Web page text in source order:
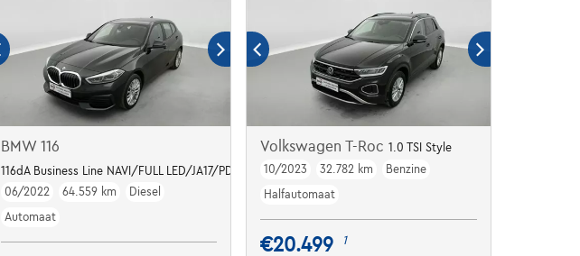
BMW 116
116dA Business Line NAVI/FULL LED/JA17/PDC AV AR
06/2022
64.559 km
Diesel
Automaat
Volkswagen T-Roc1.0 TSI Style
10/2023
32.782 km
Benzine
Halfautomaat
€20.499 1